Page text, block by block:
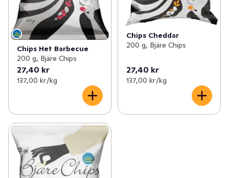
Chips Het Barbecue
200 g, Bjäre Chips
27,40 kr
137,00 kr /kg
Chips Cheddar
200 g, Bjäre Chips
27,40 kr
137,00 kr /kg